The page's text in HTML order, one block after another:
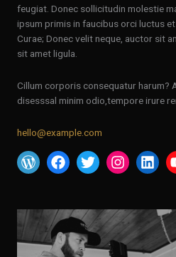
feugiat. Donec sollicitudin molestie
ipsum primis in faucibus orci luctus
Curae; Donec velit neque, auctor sit
sit amet ligula.
Cillum corporis consequatur harum?
disesssal minim odio,tempore irure
hello@example.com